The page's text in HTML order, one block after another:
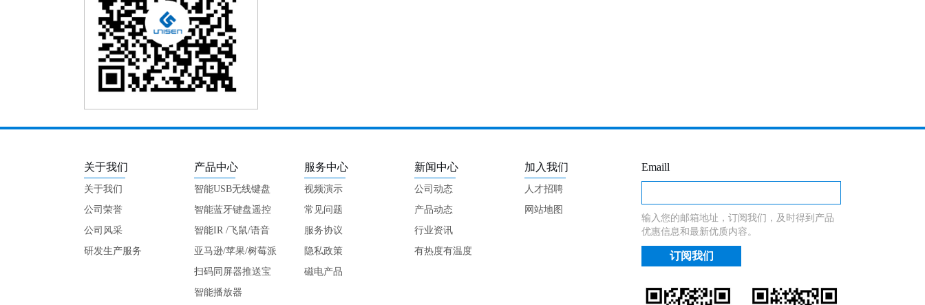
关于我们
关于我们
公司荣誉
公司风采
研发生产服务
产品中心
智能USB无线键盘
遥控
智能蓝牙键盘遥控
智能IR /飞鼠/语音
键盘
亚马逊/苹果/树莓派
专用
扫码同屏器推送宝
智能播放器
服务中心
视频演示
常见问题
服务协议
隐私政策
磁电产品
新闻中心
公司动态
产品动态
行业资讯
有热度有温度
加入我们
人才招聘
网站地图
Emaill
输入您的邮箱地址，订阅我们，及时得到产品
优惠信息和最新优质内容。